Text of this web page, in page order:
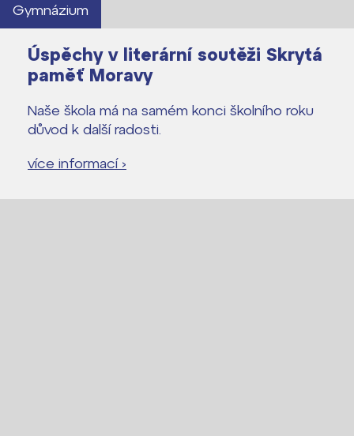
Gymnázium
Úspěchy v literární soutěži Skrytá
paměť Moravy
Naše škola má na samém konci školního roku
důvod k další radosti.
více informací ›